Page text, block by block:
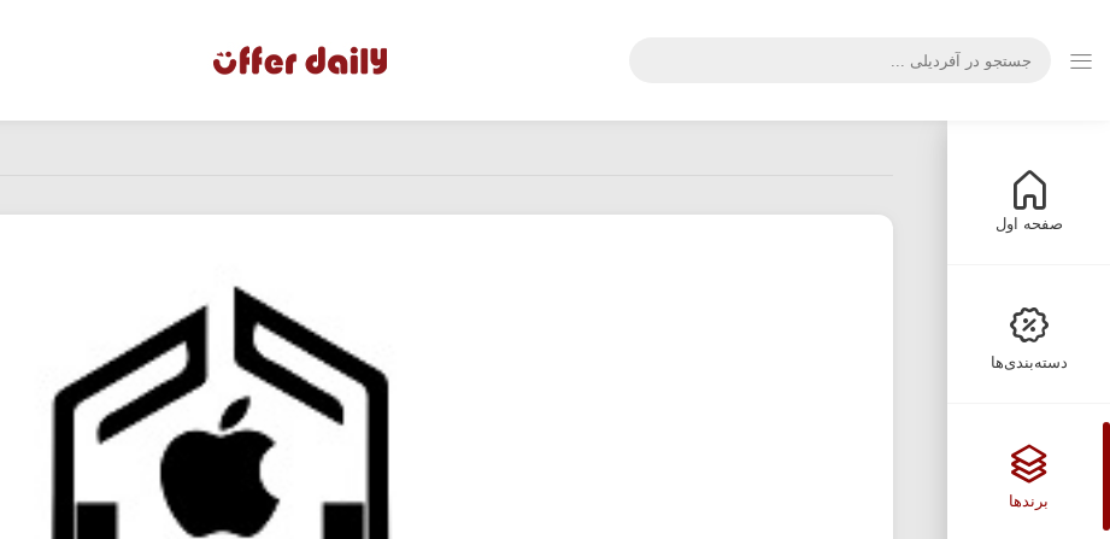
صفحه اول
دسته‌بندی‌ها
برندها